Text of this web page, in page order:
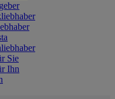
Sie
Ihn